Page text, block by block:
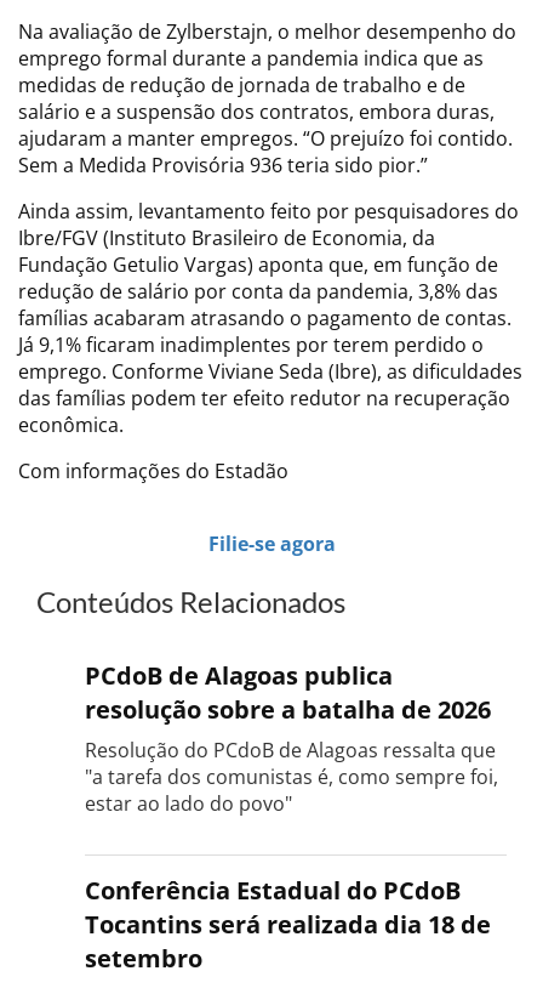
Na avaliação de Zylberstajn, o melhor desempenho do
emprego formal durante a pandemia indica que as
medidas de redução de jornada de trabalho e de
salário e a suspensão dos contratos, embora duras,
ajudaram a manter empregos. “O prejuízo foi contido.
Sem a Medida Provisória 936 teria sido pior.”
Ainda assim, levantamento feito por pesquisadores do
Ibre/FGV (Instituto Brasileiro de Economia, da
Fundação Getulio Vargas) aponta que, em função de
redução de salário por conta da pandemia, 3,8% das
famílias acabaram atrasando o pagamento de contas.
Já 9,1% ficaram inadimplentes por terem perdido o
emprego. Conforme Viviane Seda (Ibre), as dificuldades
das famílias podem ter efeito redutor na recuperação
econômica.
Com informações do Estadão
Filie-se agora
Conteúdos Relacionados
PCdoB de Alagoas publica
resolução sobre a batalha de 2026
Resolução do PCdoB de Alagoas ressalta que
"a tarefa dos comunistas é, como sempre foi,
estar ao lado do povo"
Conferência Estadual do PCdoB
Tocantins será realizada dia 18 de
setembro